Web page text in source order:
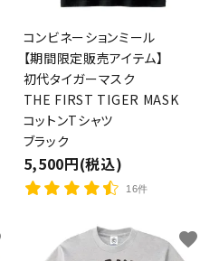
コンビネーションミール
【期間限定販売アイテム】
初代タイガーマスク
THE FIRST TIGER MASK
コットンTシャツ
ブラック
5,500円(税込)
16件
favorite